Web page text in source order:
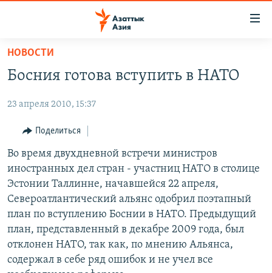
Вернуться
основному
Вернутся
навигации
Вернутся
поиску
КЫРГЫЗСТАН
УЗБЕКИСТАН
ТАДЖИКИСТАН
ВОЙНА В УКРАИНЕ
НА ДРУГИХ ЯЗЫКАХ
ҚАЗАҚША
КЫРГЫЗЧА
ЎЗБЕКЧА
ТОҶИКӢ
TÜRKMENÇE
ПОДПИШИТЕСЬ НА НАС В СОЦСЕТЯХ
Все сайты РСЕ/РС
НОВОСТИ
Босния готова вступить в НАТО
23 апреля 2010, 15:37
Поделиться
Во время двухдневной встречи министров
иностранных дел стран - участниц НАТО в столице
Эстонии Таллинне, начавшейся 22 апреля,
Североатлантический альянс одобрил поэтапный
план по вступлению Боснии в НАТО. Предыдущий
план, представленный в декабре 2009 года, был
отклонен НАТО, так как, по мнению Альянса,
содержал в себе ряд ошибок и не учел все